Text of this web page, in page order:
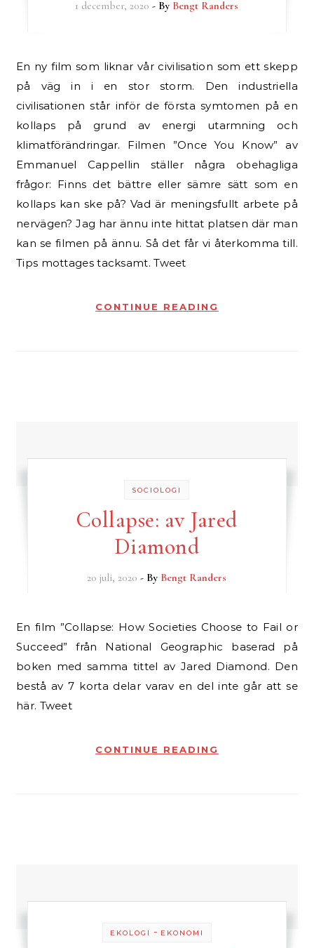
1 december, 2020 - By Bengt Randers
En ny film som liknar vår civilisation som ett skepp
på väg in i en stor storm. Den industriella
civilisationen står inför de första symtomen på en
kollaps på grund av energi utarmning och
klimatförändringar. Filmen ”Once You Know” av
Emmanuel Cappellin ställer några obehagliga
frågor: Finns det bättre eller sämre sätt som en
kollaps kan ske på? Vad är meningsfullt arbete på
nervägen? Jag har ännu inte hittat platsen där man
kan se filmen på ännu. Så det får vi återkomma till.
Tips mottages tacksamt. Tweet
CONTINUE READING
SOCIOLOGI
Collapse: av Jared
Diamond
20 juli, 2020 - By Bengt Randers
En film ”Collapse: How Societies Choose to Fail or
Succeed” från National Geographic baserad på
boken med samma tittel av Jared Diamond. Den
bestå av 7 korta delar varav en del inte går att se
här. Tweet
CONTINUE READING
EKOLOGI - EKONOMI